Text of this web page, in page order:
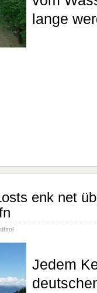
lange
enk net
Jedem